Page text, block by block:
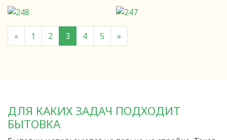
« 1 2 3 4 5 »
ДЛЯ КАКИХ ЗАДАЧ ПОДХОДИТ
БЫТОВКА